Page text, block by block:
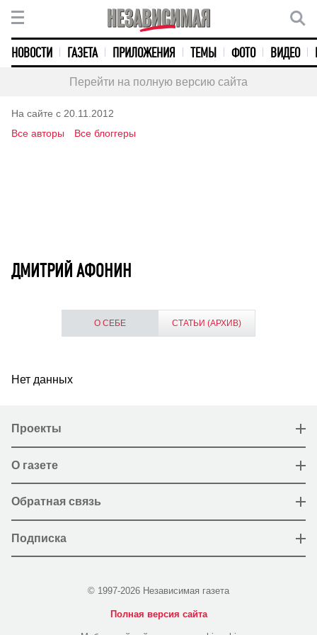
НОВОСТИ ГАЗЕТА ПРИЛОЖЕНИЯ ТЕМЫ ФОТО ВИДЕО
Перейти на полную версию сайта
На сайте с 20.11.2012
Все авторы
Все блоггеры
ДМИТРИЙ АФОНИН
О СЕБЕ СТАТЬИ (АРХИВ)
Нет данных
Проекты
О газете
Обратная связь
Подписка
© 1997-2026 Независимая газета
Полная версия сайта